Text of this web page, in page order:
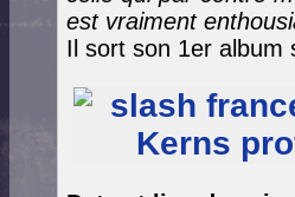
est vraiment
Il sort son 1er album